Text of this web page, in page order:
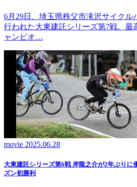
6月29日、埼玉県秩父市滝沢サイク
行われた大東建託シリーズ第7戦。最
ャンピオ…
movie 2025.06.28
大東建託シリーズ第6戦 岸龍之介が2年ぶりに
ズン初勝利